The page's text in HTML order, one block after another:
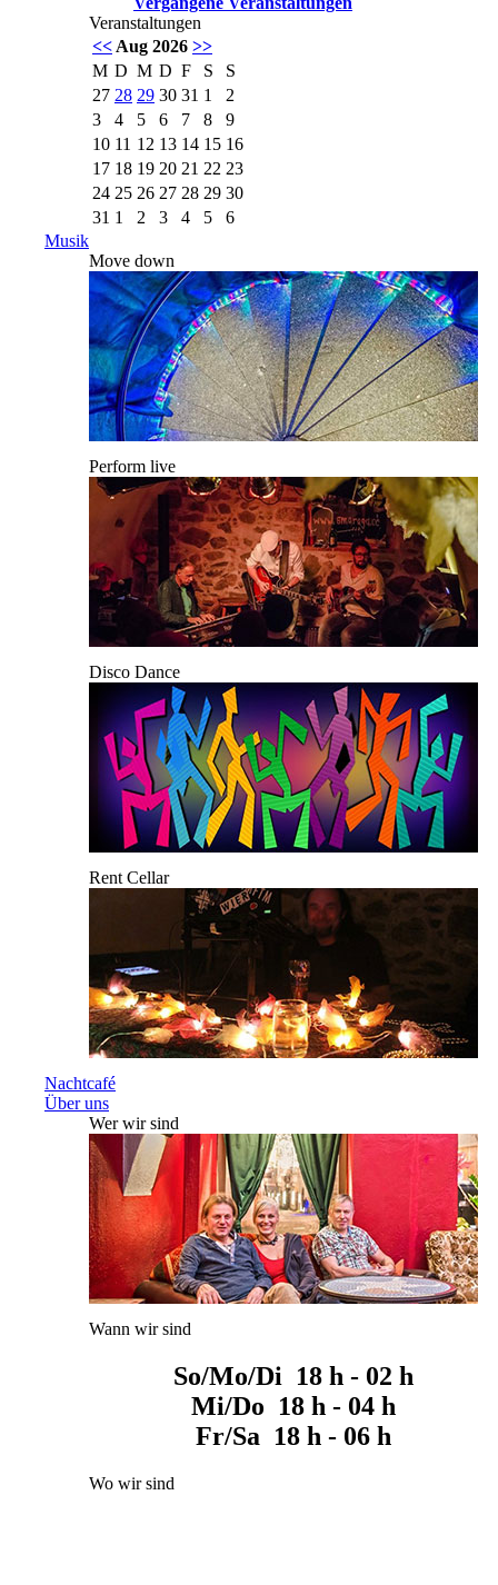
Veranstaltungen
<< Aug 2026 >>
M D M D F S
S
27 28 29 30 31 1
2
3
4 5 6 7 8
9
10 11 12 13 14 15 16
17 18 19 20 21 22 23
24 25 26 27 28 29 30
31 1 2 3 4 5
6
Musik
Move down
Perform live
Disco Dance
Rent Cellar
Nachtcafé
Über uns
Wer wir sind
Wann wir sind
So/Mo/Di 18 h - 02 h
Mi/Do 18 h - 04 h
Fr/Sa 18 h - 06 h
Wo wir sind